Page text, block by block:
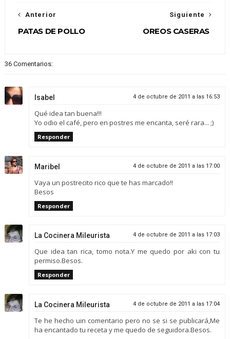
Siguiente
OREOS CASERAS
Anterior
PATAS DE POLLO
36 Comentarios:
Isabel 4 de octubre de 2011 a las 16:53
Qué idea tan buena!!!
Yo odio el café, pero en postres me encanta, seré rara... ;)
Responder
Maribel 4 de octubre de 2011 a las 17:00
Vaya un postrecito rico que te has marcado!!
Besos
Responder
La Cocinera Mileurista 4 de octubre de 2011 a las 17:03
Que idea tan rica, tomo nota.Y me quedo por aki con tu
permiso.Besos.
Responder
La Cocinera Mileurista 4 de octubre de 2011 a las 17:04
Te he hecho uin comentario pero no se si se publicará,Me
ha encantado tu receta y me quedo de seguidora.Besos.